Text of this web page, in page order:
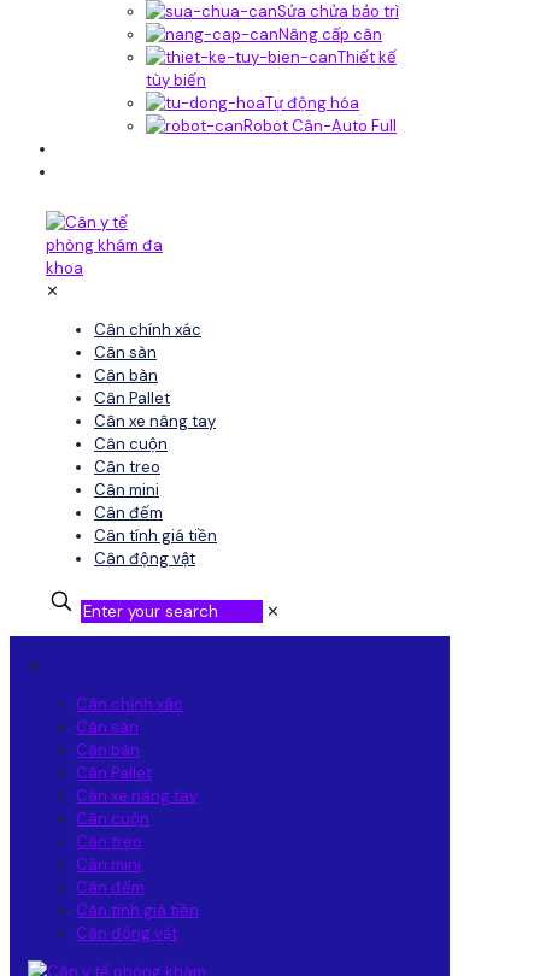
Sửa chửa bảo trì
Nâng cấp cân
Thiết kế
tùy biến
Tự động hóa
Robot Cân-Auto Full
✕
Cân chính xác
Cân sàn
Cân bàn
Cân Pallet
Cân xe nâng tay
Cân cuộn
Cân treo
Cân mini
Cân đếm
Cân tính giá tiền
Cân động vật
✕
✕
Cân chính xác
Cân sàn
Cân bàn
Cân Pallet
Cân xe nâng tay
Cân cuộn
Cân treo
Cân mini
Cân đếm
Cân tính giá tiền
Cân động vật